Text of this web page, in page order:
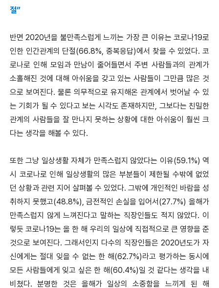
절”
반면 2020년을 불만족스럽게 느끼는 가장 큰 이유는 코로나19로
인한 인간관계의 단절(66.8%, 중복응답)에서 찾을 수 있었다. 코
로나로 인해 모임과 만남이 줄어들면서 주변 사람들과의 관계가
소홀해진 것에 대해 아쉬움을 갖고 있는 사람들이 그만큼 많은 것
으로 보여진다. 물론 의무적으로 유지해온 관계에서 벗어날 수 있
는 기회가 될 수 있다고 보는 시각도 존재하지만, 그보다는 친밀한
관계의 사람들을 잘 만나지 못하는 상황에 대한 아쉬움이 훨씬 크
다는 생각을 해볼 수 있다.
또한 그냥 일상생활 자체가 만족스럽지 않았다는 이유(59.1%) 역
시 코로나로 인해 일상생활의 많은 부분들이 제한될 수밖에 없었
던 상황과 관련 지어 살펴볼 수 있었다. 그밖에 개인적인 바람을 성
취하지 못했고(48.8%), 금전적인 손실을 입어서(27.7%) 올해가
만족스럽지 않게 느껴진다고 말하는 직장인들도 적지 않았다. 이
렇듯 코로나19는 올 한 해 우리의 일상에 직접적으로 큰 영향을 준
것으로 보여진다. 그래서인지 다수의 직장인들은 2020년도가 자
신에게는 절대 잊을 수 없는 한 해(62.7%)라고 평가하는 동시에
모든 사람들에게 잊고 싶은 한 해(60.4%)일 것 같다는 생각을 내
비쳤다. 분명한 것은 올해가 일상의 소중함을 느끼게 된 해